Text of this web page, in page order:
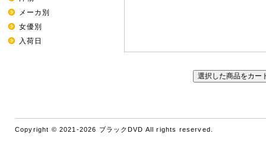
メーカ別
女優別
入荷日
Copyright © 2021-2026 ブラックDVD All rights reserved.